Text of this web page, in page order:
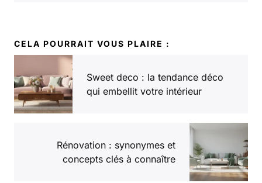
CELA POURRAIT VOUS PLAIRE :
Sweet deco : la tendance déco
qui embellit votre intérieur
Rénovation : synonymes et
concepts clés à connaître